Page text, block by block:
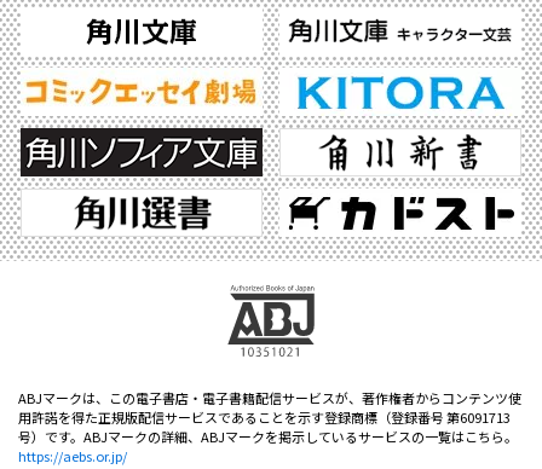
ABJマークは、この電子書店・電子書籍配信サービスが、著作権者からコンテンツ使
用許諾を得た正規版配信サービスであることを示す登録商標（登録番号 第6091713
号）です。ABJマークの詳細、ABJマークを掲示しているサービスの一覧はこちら。
https://aebs.or.jp/